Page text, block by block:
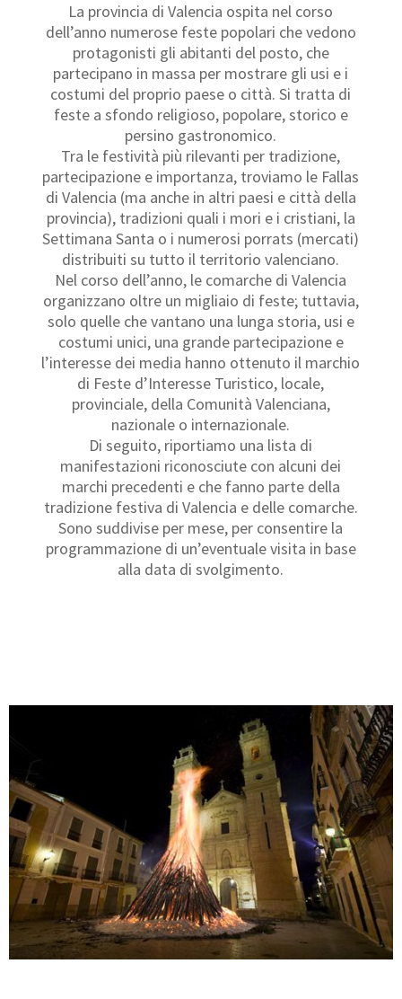
La provincia di Valencia ospita nel corso
dell’anno numerose feste popolari che vedono
protagonisti gli abitanti del posto, che
partecipano in massa per mostrare gli usi e i
costumi del proprio paese o città. Si tratta di
feste a sfondo religioso, popolare, storico e
persino gastronomico.
Tra le festività più rilevanti per tradizione,
partecipazione e importanza, troviamo le Fallas
di Valencia (ma anche in altri paesi e città della
provincia), tradizioni quali i mori e i cristiani, la
Settimana Santa o i numerosi porrats (mercati)
distribuiti su tutto il territorio valenciano.
Nel corso dell’anno, le comarche di Valencia
organizzano oltre un migliaio di feste; tuttavia,
solo quelle che vantano una lunga storia, usi e
costumi unici, una grande partecipazione e
l’interesse dei media hanno ottenuto il marchio
di Feste d’Interesse Turistico, locale,
provinciale, della Comunità Valenciana,
nazionale o internazionale.
Di seguito, riportiamo una lista di
manifestazioni riconosciute con alcuni dei
marchi precedenti e che fanno parte della
tradizione festiva di Valencia e delle comarche.
Sono suddivise per mese, per consentire la
programmazione di un’eventuale visita in base
alla data di svolgimento.